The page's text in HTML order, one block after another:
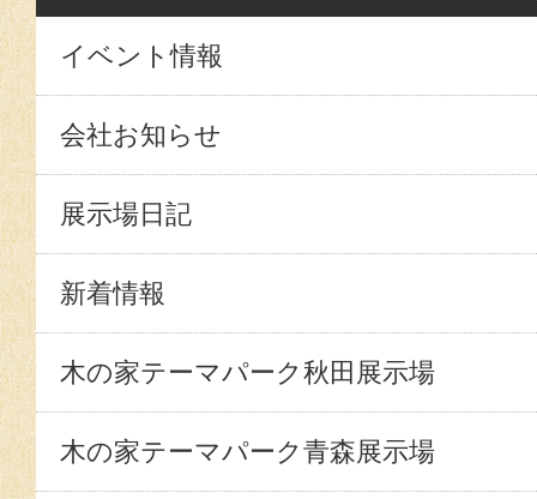
イベント情報
会社お知らせ
展示場日記
新着情報
木の家テーマパーク秋田展示場
木の家テーマパーク青森展示場